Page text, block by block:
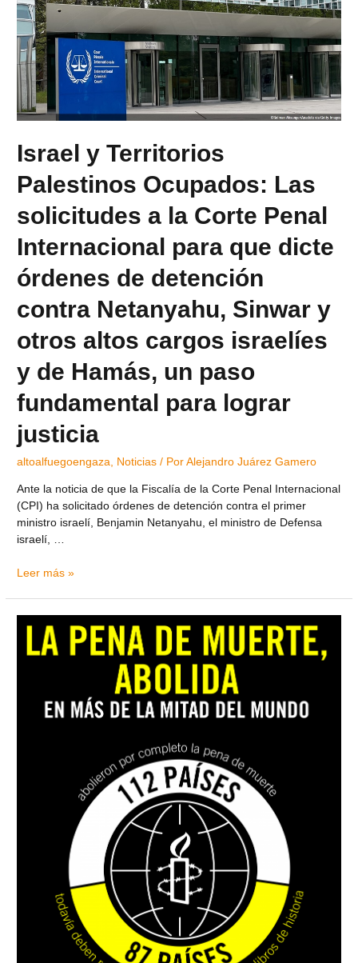
Israel y Territorios
Palestinos Ocupados: Las
solicitudes a la Corte Penal
Internacional para que dicte
órdenes de detención
contra Netanyahu, Sinwar y
otros altos cargos israelíes
y de Hamás, un paso
fundamental para lograr
justicia
altoalfuegoengaza Noticias / PorAlejandro Juárez Gamero
Ante la noticia de que la Fiscalía de la Corte Penal Internacional
(CPI) ha solicitado órdenes de detención contra el primer
ministro israelí, Benjamin Netanyahu, el ministro de Defensa
israelí, …
Leer más »